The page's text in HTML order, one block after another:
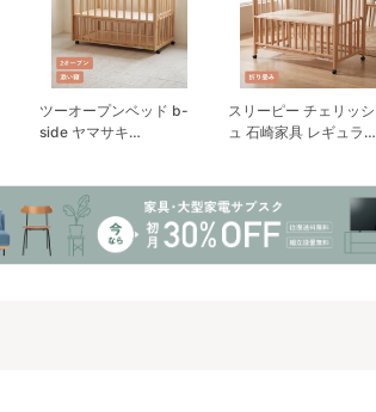
ツーオープンベッド b-
side ヤマサキ
スリーピー チェリッシ
ュ 石崎家具 レギュラー